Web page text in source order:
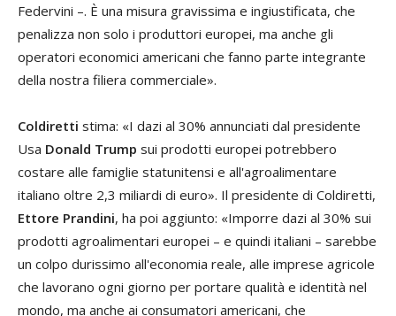
Federvini –. È una misura gravissima e ingiustificata, che
penalizza non solo i produttori europei, ma anche gli
operatori economici americani che fanno parte integrante
della nostra filiera commerciale».
Coldiretti stima: «I dazi al 30% annunciati dal presidente
Usa Donald Trump sui prodotti europei potrebbero
costare alle famiglie statunitensi e all'agroalimentare
italiano oltre 2,3 miliardi di euro». Il presidente di Coldiretti,
Ettore Prandini, ha poi aggiunto: «Imporre dazi al 30% sui
prodotti agroalimentari europei – e quindi italiani – sarebbe
un colpo durissimo all'economia reale, alle imprese agricole
che lavorano ogni giorno per portare qualità e identità nel
mondo, ma anche ai consumatori americani, che